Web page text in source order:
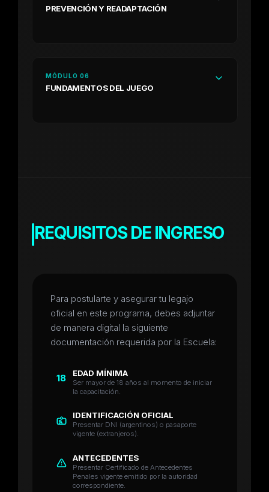
PREVENCIÓN Y READAPTACIÓN
MÓDULO 06
FUNDAMENTOS DEL JUEGO
REQUISITOS DE INGRESO
Para postularte y asegurar tu legajo
oficial en este programa, debes adjuntar
de manera digital la siguiente
documentación requerida por la Escuela:
18 EDAD MÍNIMA
Ser mayor de 18 años al momento de iniciar
la capacitación.
IDENTIFICACIÓN OFICIAL
Presentar DNI (argentinos) o pasaporte
vigente (extranjeros).
ANTECEDENTES
Presentar Certificado de Antecedentes
Penales vigente emitido por la autoridad
correspondiente.